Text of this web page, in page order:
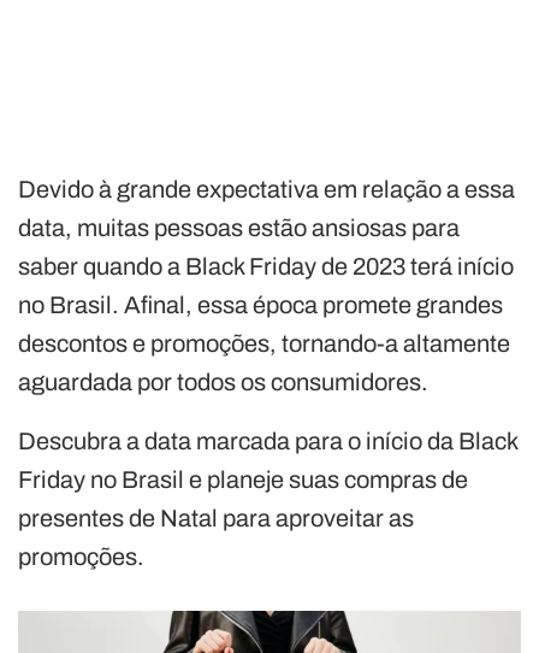
Devido à grande expectativa em relação a essa
data, muitas pessoas estão ansiosas para
saber quando a Black Friday de 2023 terá início
no Brasil. Afinal, essa época promete grandes
descontos e promoções, tornando-a altamente
aguardada por todos os consumidores.
Descubra a data marcada para o início da Black
Friday no Brasil e planeje suas compras de
presentes de Natal para aproveitar as
promoções.